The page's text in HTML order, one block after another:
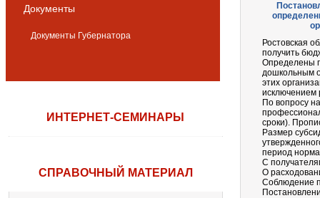
Документы
Документы Губернатора
ИНТЕРНЕТ-СЕМИНАРЫ
СПРАВОЧНЫЙ МАТЕРИАЛ
Ростовская
получить
Определены
дошкольным
этих
исключением
По вопросу
сроки).
Размер
период
С
О
Соблюдение